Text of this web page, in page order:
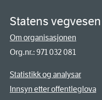
Statens vegvesen
Om organisasjonen
Org.nr.: 971 032 081
Statistikk og analysar
Innsyn etter offentleglova